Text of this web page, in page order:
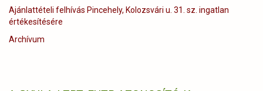
Ajánlattételi felhívás Pincehely, Kolozsvári u. 31. sz. ingatlan
értékesítésére
Archívum